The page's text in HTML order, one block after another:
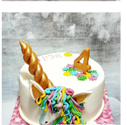
עוגת חד קרן כשרה מבצק סוכר
התקשר/י